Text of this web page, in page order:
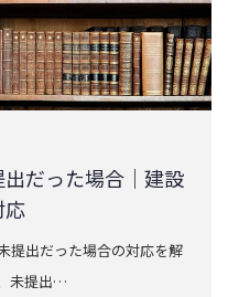
だった場合｜建設
応
提出だった場合の対応を解
未提出…